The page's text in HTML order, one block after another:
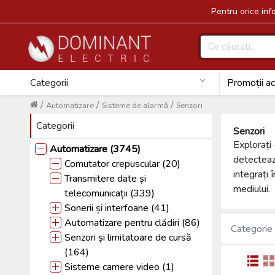
Pentru orice
Categorii Promoții
Senzori
/
Sisteme de alarmă
/
Automatizare
/
Categorii
Automatizare (3745)
Comutator crepuscular (20)
Transmitere date și
telecomunicații (339)
Sonerii și interfoane (41)
Automatizare pentru clădiri (86)
Senzori și limitatoare de cursă
(164)
Sisteme camere video (1)
Senzori
Explorați
integrați
mediului.
Categorie